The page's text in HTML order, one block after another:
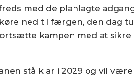
med de planlagte
ned til færgen, den dag
kampen med at
stå klar i 2029 og vil